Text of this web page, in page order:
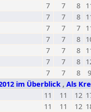
7 7 8
7 7 8
7 7 7
7 7 8
7 7 8
7 7 8
7 7 8
im Überblick , Als
11 11 12
11 11 12